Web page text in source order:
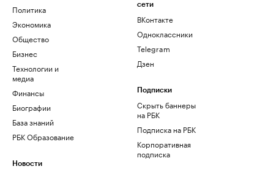
Политика
Экономика
Общество
Бизнес
Технологии и
медиа
Финансы
Биографии
База знаний
РБК Образование
Новости
сети
ВКонтакте
Одноклассники
Telegram
Дзен
Подписки
Скрыть баннеры
на РБК
Подписка на РБК
Корпоративная
подписка